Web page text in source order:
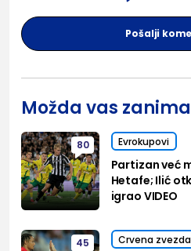
Pošalji
Možda vas zanima
80 Evrokupovi
Partizan već
Hetafe; Ilić
igrao VIDEO
45 Crvena zvezda